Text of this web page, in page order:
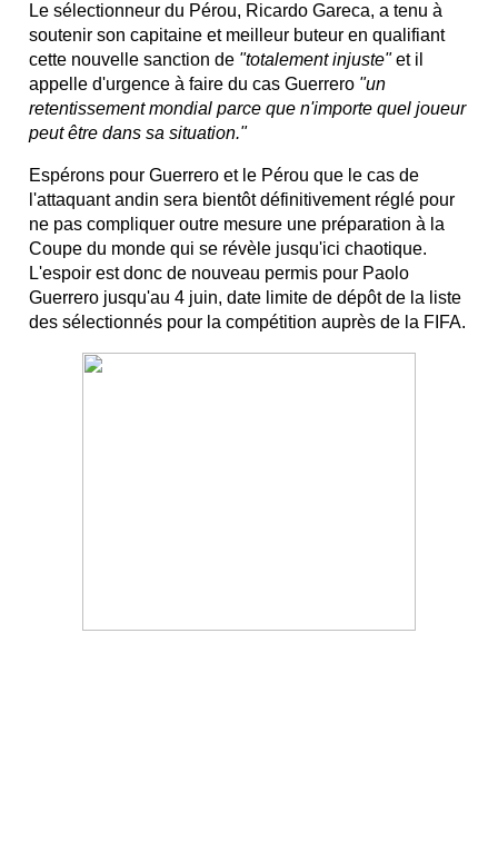
Le sélectionneur du Pérou, Ricardo Gareca, a tenu à
soutenir son capitaine et meilleur buteur en qualifiant
cette nouvelle sanction de "totalement injuste"et il
appelle d'urgence à faire du cas Guerrero "un
retentissement mondial parce que n'importe quel joueur
peut être dans sa situation."
Espérons pour Guerrero et le Pérou que le cas de
l'attaquant andin sera bientôt définitivement réglé pour
ne pas compliquer outre mesure une préparation à la
Coupe du monde qui se révèle jusqu'ici chaotique.
L'espoir est donc de nouveau permis pour Paolo
Guerrero jusqu'au 4 juin, date limite de dépôt de la liste
des sélectionnés pour la compétition auprès de la FIFA.